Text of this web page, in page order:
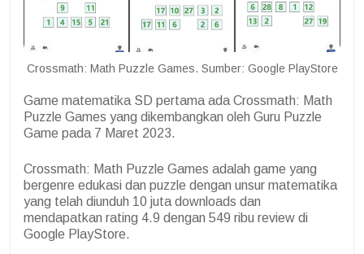
Crossmath: Math Puzzle Games. Sumber: Google PlayStore
Game matematika SD pertama ada Crossmath: Math
Puzzle Games yang dikembangkan oleh Guru Puzzle
Game pada 7 Maret 2023.
Crossmath: Math Puzzle Games adalah game yang
bergenre edukasi dan puzzle dengan unsur matematika
yang telah diunduh 10 juta downloads dan
mendapatkan rating 4.9 dengan 549 ribu review di
Google PlayStore.